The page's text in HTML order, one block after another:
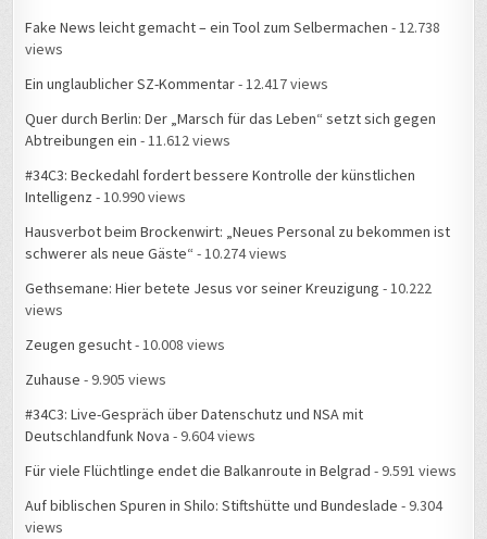
Fake News leicht gemacht – ein Tool zum Selbermachen - 12.738
views
Ein unglaublicher SZ-Kommentar- 12.417 views
Quer durch Berlin: Der „Marsch für das Leben“ setzt sich gegen
Abtreibungen ein - 11.612 views
#34C3: Beckedahl fordert bessere Kontrolle der künstlichen
Intelligenz - 10.990 views
Hausverbot beim Brockenwirt: „Neues Personal zu bekommen ist
schwerer als neue Gäste“ - 10.274 views
Gethsemane: Hier betete Jesus vor seiner Kreuzigung - 10.222
views
Zeugen gesucht- 10.008 views
Zuhause - 9.905 views
#34C3: Live-Gespräch über Datenschutz und NSA mit
Deutschlandfunk Nova - 9.604 views
Für viele Flüchtlinge endet die Balkanroute in Belgrad - 9.591 views
Auf biblischen Spuren in Shilo: Stiftshütte und Bundeslade - 9.304
views